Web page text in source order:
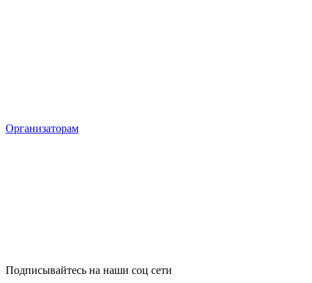
Организаторам
Подписывайтесь на наши соц сети